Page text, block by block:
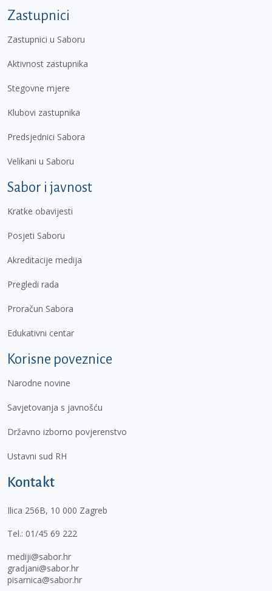
Zastupnici
Zastupnici u Saboru
Aktivnost zastupnika
Stegovne mjere
Klubovi zastupnika
Predsjednici Sabora
Velikani u Saboru
Sabor i javnost
Kratke obavijesti
Posjeti Saboru
Akreditacije medija
Pregledi rada
Proračun Sabora
Edukativni centar
Korisne poveznice
Narodne novine
Savjetovanja s javnošću
Državno izborno povjerenstvo
Ustavni sud RH
Kontakt
Ilica 256B, 10 000 Zagreb
Tel.: 01/45 69 222
mediji@sabor.hr
gradjani@sabor.hr
pisarnica@sabor.hr